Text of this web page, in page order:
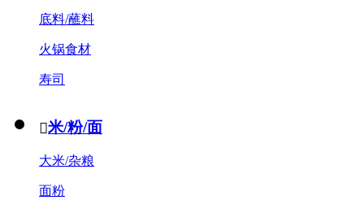
底料/蘸料
火锅食材
寿司
米/粉/面
大米/杂粮
面粉